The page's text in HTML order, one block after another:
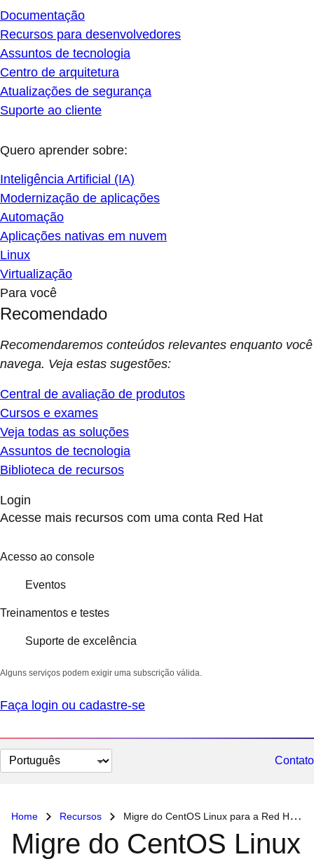
Documentação
Recursos para desenvolvedores
Assuntos de tecnologia
Centro de arquitetura
Atualizações de segurança
Suporte ao cliente
Quero aprender sobre:
Inteligência Artificial (IA)
Modernização de aplicações
Automação
Aplicações nativas em nuvem
Linux
Virtualização
Para você
Recomendado
Recomendaremos conteúdos relevantes enquanto você
navega. Veja estas sugestões:
Central de avaliação de produtos
Cursos e exames
Veja todas as soluções
Assuntos de tecnologia
Biblioteca de recursos
Login
Acesse mais recursos com uma conta Red Hat
Acesso ao console
Eventos
Treinamentos e testes
Suporte de excelência
Alguns serviços podem exigir uma subscrição válida.
Faça login ou cadastre-se
Selecionar
idioma
Contato
Home Recursos Migre do CentOS Linux para a Red Hat no Google Cloud
Migre do CentOS Linux